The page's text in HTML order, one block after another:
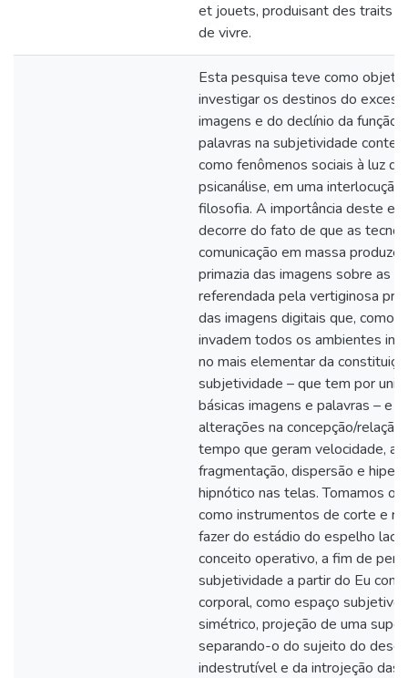
et jouets, produisant des traits
de vivre.
Esta pesquisa teve como
investigar os destinos do
imagens e do declínio da função
palavras na subjetividade
como fenômenos sociais à luz da
psicanálise, em uma interlocução
filosofia. A importância deste
decorre do fato de que as
comunicação em massa
primazia das imagens sobre as
referendada pela vertiginosa
das imagens digitais que, como
invadem todos os ambientes
no mais elementar da
subjetividade – que tem por
básicas imagens e palavras – e
alterações na concepção/
tempo que geram velocidade,
fragmentação, dispersão e hiper
hipnótico nas telas. Tomamos
como instrumentos de corte e
fazer do estádio do espelho
conceito operativo, a fim de
subjetividade a partir do Eu
corporal, como espaço subjetivo
simétrico, projeção de uma
separando-o do sujeito do
indestrutível e da introjeção das